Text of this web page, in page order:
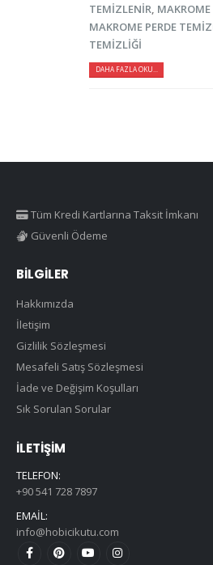
TEMIZLENIR,
MAKROME PERDE
TEMIZLIĞI
DAHA FAZLA OKU...
Tüm Kredi Kartlarına Taksit İmkanı
Güvenli Ödeme
BILGILER
Hakkımızda
İletişim
Gizlilik Sözleşmesi
Mesafeli Satış Sözleşmesi
İade ve Değişim Koşulları
Sık Sorulan Sorular
İLETIŞIM
TELEFON:
+90 541 728 7897
EMAIL:
info@hobicikutu.com